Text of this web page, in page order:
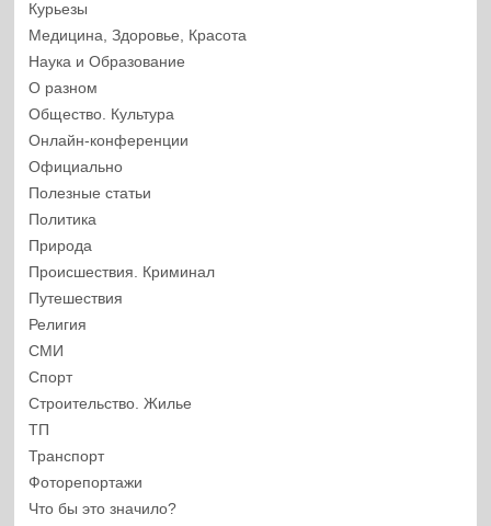
Курьезы
Медицина, Здоровье, Красота
Наука и Образование
О разном
Общество. Культура
Онлайн-конференции
Официально
Полезные статьи
Политика
Природа
Происшествия. Криминал
Путешествия
Религия
СМИ
Спорт
Строительство. Жилье
ТП
Транспорт
Фоторепортажи
Что бы это значило?